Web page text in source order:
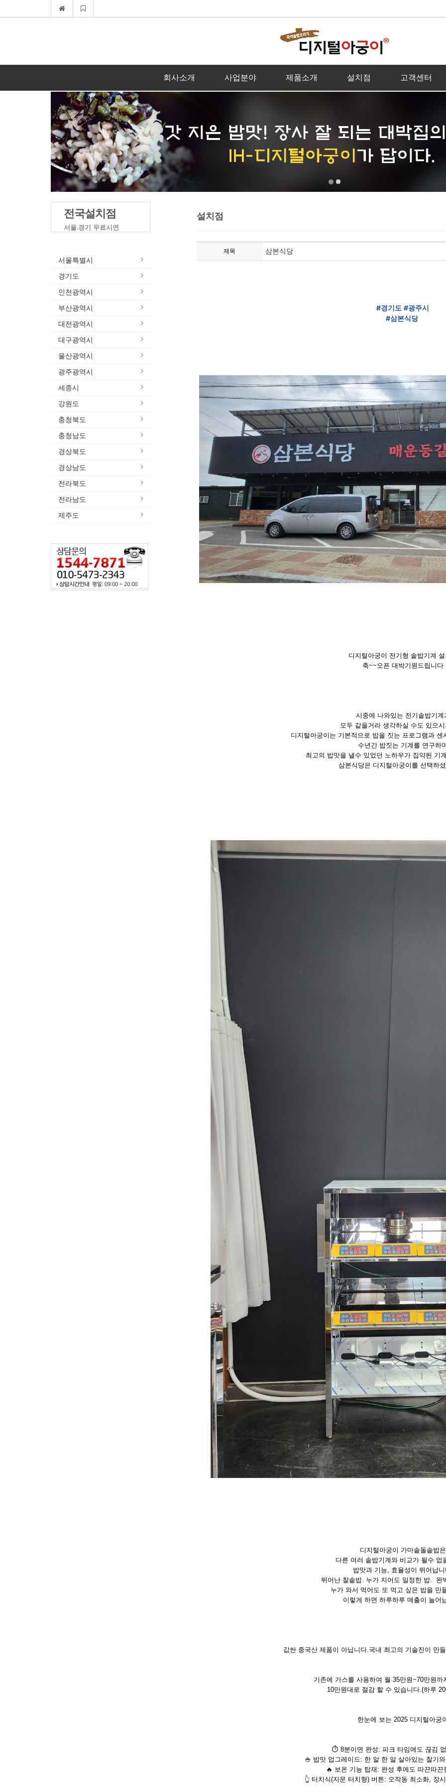
회사소개 사업분야 제품소개 설치점 고객센터
전국설치점
서울.경기 무료시연
서울특별시
경기도
인천광역시
부산광역시
대전광역시
대구광역시
울산광역시
광주광역시
세종시
강원도
충청북도
충청남도
경상북도
경상남도
전라북도
전라남도
제주도
설치점
제목 삼본식당
#경기도 #광주시
#삼본식당
디지털아궁이 전기형 솥밥기계
축~~오픈 대박기원드립니다
시중에 나와있는 전기솥밥기계
모두 같을거라 생각하실 수도 있으
디지털아궁이는 기본적으로 밥을 짓는 프로그램과
수년간 밥짓는 기계를 연구하
최고의 밥맛을 낼수 있었던 노하우가 집약된 기
삼본식당은 디지털아궁이를 선택하
디지털아궁이 가마솥돌솥밥은
다른 여러 솥밥기계와 비교가 될수 없
밥맛과 기능, 효율성이 뛰어납
뛰어난 찰솥밥. 누가 지어도 일정한 밥. 완
누가 와서 먹어도 또 먹고 싶은 밥을 만
이렇게 하면 하루하루 매출이 늘어
값싼 중국산 제품이 아닙니다.국내 최고의 기술진이 만
기존에 가스를 사용하여 월 35만원~70만원까
10만원대로 절감 할 수 있습니다.(하루
한눈에 보는 2025 디지털아궁
⏱ 8분이면 완성: 피크 타임에도 끊김
🍚 밥맛 업그레이드: 한 알 한 알 살아있는 찰기
🔥 보온 기능 탑재: 완성 후에도 따끈따끈
👆 터치식(지문 터치형) 버튼: 오작동 최소화, 장